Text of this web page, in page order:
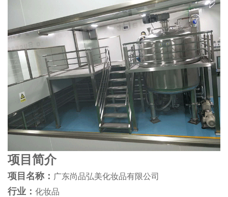
项目简介
项目名称： 广东尚品弘美化妆品有限公司
行业： 化妆品